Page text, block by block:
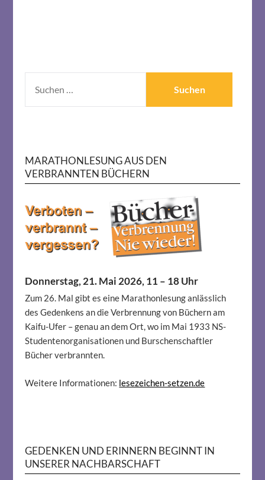
NACH:
MARATHONLESUNG AUS DEN
VERBRANNTEN BÜCHERN
Donnerstag, 21. Mai 2026, 11 – 18 Uhr
Zum 26. Mal gibt es eine Marathonlesung anlässlich
des Gedenkens an die Verbrennung von Büchern am
Kaifu-Ufer – genau an dem Ort, wo im Mai 1933 NS-
Studentenorganisationen und Burschenschaftler
Bücher verbrannten.
Weitere Informationen: lesezeichen-setzen.de
GEDENKEN UND ERINNERN BEGINNT IN
UNSERER NACHBARSCHAFT